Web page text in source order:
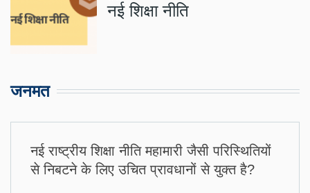
नई शिक्षा नीति
जनमत
नई राष्ट्रीय शिक्षा नीति महामारी जैसी परिस्थितियों
से निबटने के लिए उचित प्रावधानों से युक्त है?